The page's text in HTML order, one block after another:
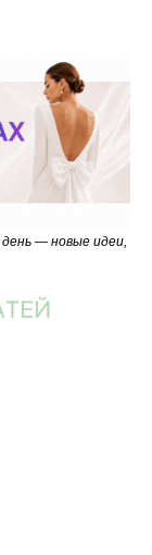
— новые идеи,